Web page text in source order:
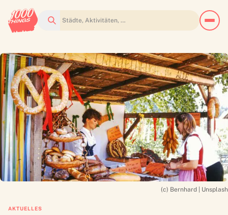
Suchen
(c) Bernhard | Unsplash
AKTUELLES